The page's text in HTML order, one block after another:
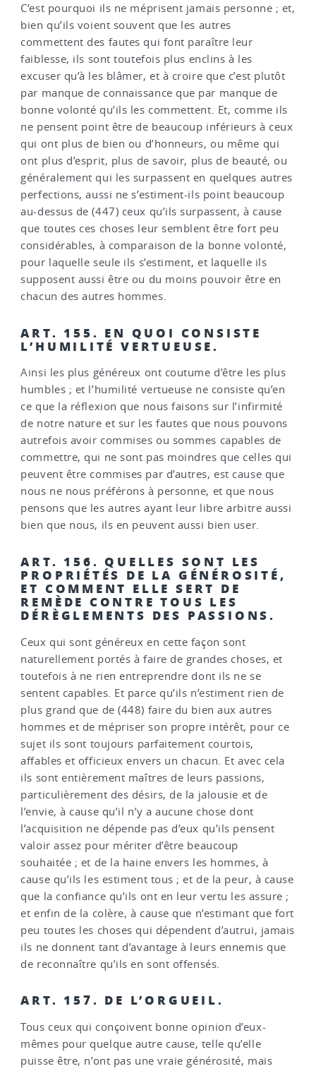
C’est pourquoi ils ne méprisent jamais personne ; et,
bien qu’ils voient souvent que les autres
commettent des fautes qui font paraître leur
faiblesse, ils sont toutefois plus enclins à les
excuser qu’à les blâmer, et à croire que c’est plutôt
par manque de connaissance que par manque de
bonne volonté qu’ils les commettent. Et, comme ils
ne pensent point être de beaucoup inférieurs à ceux
qui ont plus de bien ou d’honneurs, ou même qui
ont plus d’esprit, plus de savoir, plus de beauté, ou
généralement qui les surpassent en quelques autres
perfections, aussi ne s’estiment-ils point beaucoup
au-dessus de (447) ceux qu’ils surpassent, à cause
que toutes ces choses leur semblent être fort peu
considérables, à comparaison de la bonne volonté,
pour laquelle seule ils s’estiment, et laquelle ils
supposent aussi être ou du moins pouvoir être en
chacun des autres hommes.
ART. 155. EN QUOI CONSISTE
L’HUMILITÉ VERTUEUSE.
Ainsi les plus généreux ont coutume d’être les plus
humbles ; et l’humilité vertueuse ne consiste qu’en
ce que la réflexion que nous faisons sur l’infirmité
de notre nature et sur les fautes que nous pouvons
autrefois avoir commises ou sommes capables de
commettre, qui ne sont pas moindres que celles qui
peuvent être commises par d’autres, est cause que
nous ne nous préférons à personne, et que nous
pensons que les autres ayant leur libre arbitre aussi
bien que nous, ils en peuvent aussi bien user.
ART. 156. QUELLES SONT LES
PROPRIÉTÉS DE LA GÉNÉROSITÉ,
ET COMMENT ELLE SERT DE
REMÈDE CONTRE TOUS LES
DÉRÈGLEMENTS DES PASSIONS.
Ceux qui sont généreux en cette façon sont
naturellement portés à faire de grandes choses, et
toutefois à ne rien entreprendre dont ils ne se
sentent capables. Et parce qu’ils n’estiment rien de
plus grand que de (448) faire du bien aux autres
hommes et de mépriser son propre intérêt, pour ce
sujet ils sont toujours parfaitement courtois,
affables et officieux envers un chacun. Et avec cela
ils sont entièrement maîtres de leurs passions,
particulièrement des désirs, de la jalousie et de
l’envie, à cause qu’il n’y a aucune chose dont
l’acquisition ne dépende pas d’eux qu’ils pensent
valoir assez pour mériter d’être beaucoup
souhaitée ; et de la haine envers les hommes, à
cause qu’ils les estiment tous ; et de la peur, à cause
que la confiance qu’ils ont en leur vertu les assure ;
et enfin de la colère, à cause que n’estimant que fort
peu toutes les choses qui dépendent d’autrui, jamais
ils ne donnent tant d’avantage à leurs ennemis que
de reconnaître qu’ils en sont offensés.
ART. 157. DE L’ORGUEIL.
Tous ceux qui conçoivent bonne opinion d’eux-
mêmes pour quelque autre cause, telle qu’elle
puisse être, n’ont pas une vraie générosité, mais